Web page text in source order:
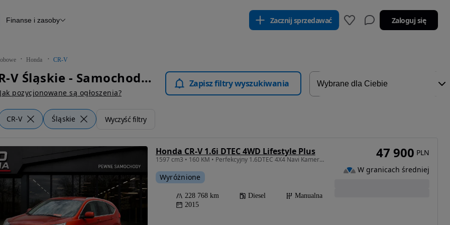
Raport z inspekcji
Otomoto News
Finanse i zasoby Zacznij sprzedawać Zaloguj się
Honda CR-V
Honda CR-V Śląskie - Samochody Osobowe
Jak pozycjonowane są ogłoszenia?
Zapisz filtry wyszukiwania
CR-V Śląskie Wyczyść filtry
Honda CR-V 1.6i DTEC 4WD Lifestyle Plus
1597 cm3 • 160 KM • Perfekcyjny 1.6DTEC 4X4 Navi Kamera Parktronim Fotele Grzane MAX
Wyróżnione
228 768 km Diesel
Manualna
2015
47 900 PLN
W granicach średniej